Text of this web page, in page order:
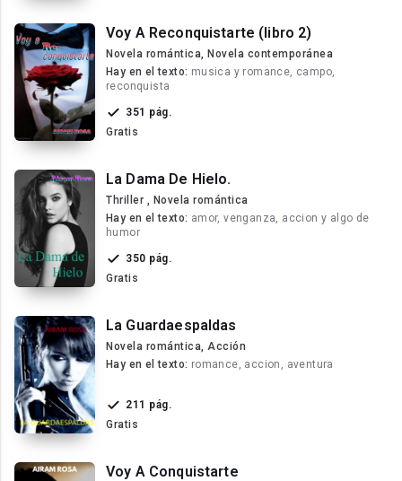
Voy A Reconquistarte (libro 2)
Novela romántica, Novela contemporánea
Hay en el texto: musica y romance, campo,
reconquista
351 pág.
Gratis
La Dama De Hielo.
Thriller , Novela romántica
Hay en el texto: amor, venganza, accion y algo de
humor
350 pág.
Gratis
La Guardaespaldas
Novela romántica, Acción
Hay en el texto:
romance, accion, aventura
211 pág.
Gratis
Voy A Conquistarte